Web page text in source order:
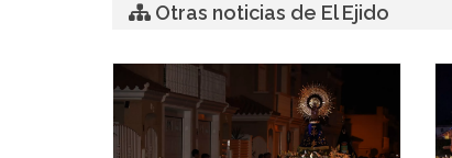
Otras noticias de El Ejido